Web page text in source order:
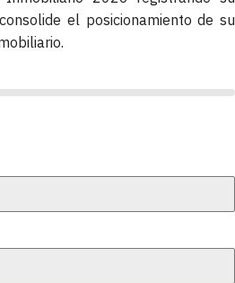
el posicionamiento de su